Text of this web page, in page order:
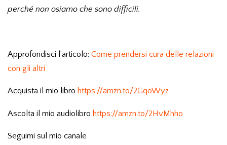
perché non osiamo che sono difficili.
Approfondisci l’articolo: Come prendersi cura delle relazioni
con gli altri
Acquista il mio libro https://amzn.to/2GqoWyz
Ascolta il mio audiolibro https://amzn.to/2HvMhho
Seguimi sul mio canale